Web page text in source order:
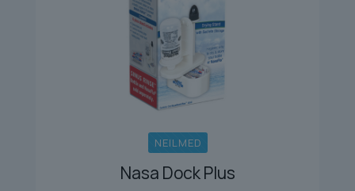
NEILMED
Nasa Dock Plus